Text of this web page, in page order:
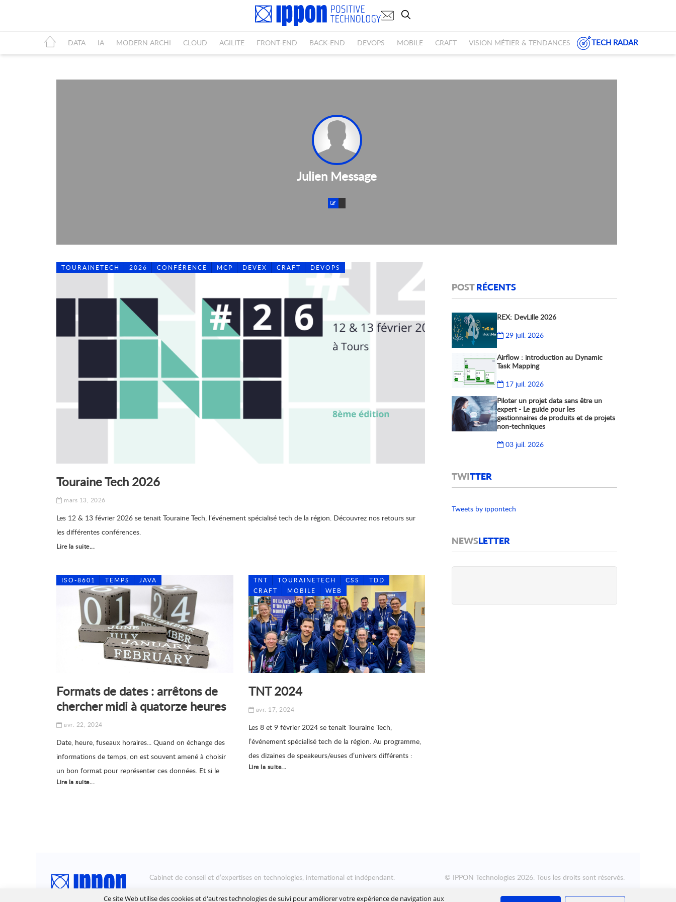
Ce site Web utilise des cookies et d'autres technologies de suivi pour améliorer votre expérience de navigation aux
DATA IA MODERN ARCHI CLOUD AGILITE FRONT-END BACK-END DEVOPS MOBILE CRAFT VISION MÉTIER & TENDANCES TECH RADAR
Julien Message
TOURAINETECH 2026 CONFÉRENCE MCP DEVEX CRAFT DEVOPS
Touraine Tech 2026
mars 13, 2026
Les 12 & 13 février 2026 se tenait Touraine Tech, l’événement spécialisé tech de la région. Découvrez nos retours sur
les différentes conférences.
Lire la suite...
ISO-8601 TEMPS JAVA
Formats de dates : arrêtons de
chercher midi à quatorze heures
avr. 22, 2024
Date, heure, fuseaux horaires... Quand on échange des
informations de temps, on est souvent amené à choisir
un bon format pour représenter ces données. Et si le
timestamp est populaire, il n'est pas toujours adapté à
Lire la suite...
TNT TOURAINETECH CSS
TDD
CRAFT
MOBILE WEB
TNT 2024
avr. 17, 2024
Les 8 et 9 février 2024 se tenait Touraine Tech,
l’événement spécialisé tech de la région. Au programme,
des dizaines de speakeurs/euses d’univers différents :
Web, Mobile, Craft, Soft-Skills… Ippon y a brillé avec pas
Lire la suite...
POSTRÉCENTS
REX: DevLille 2026
29 juil. 2026
Airflow : introduction au Dynamic
Task Mapping
17 juil. 2026
Piloter un projet data sans être un
expert - Le guide pour les
gestionnaires de produits et de projets
non-techniques
03 juil. 2026
TWITTER
Tweets by ippontech
NEWSLETTER
Cabinet de conseil et d’expertises en technologies, international et indépendant.
© IPPON Technologies 2026. Tous les droits sont réservés.